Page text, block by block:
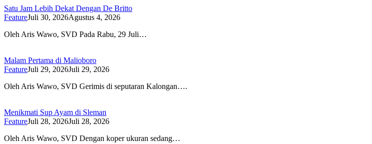
Satu Jam Lebih Dekat Dengan De Britto
FeatureJuli 30, 2026Agustus 4, 2026
Oleh Aris Wawo, SVD Pada Rabu, 29 Juli…
Malam Pertama di Malioboro
FeatureJuli 29, 2026Juli 29, 2026
Oleh Aris Wawo, SVD Gerimis di seputaran Kalongan….
Menikmati Sup Ayam di Sleman
FeatureJuli 28, 2026Juli 28, 2026
Oleh Aris Wawo, SVD Dengan koper ukuran sedang…